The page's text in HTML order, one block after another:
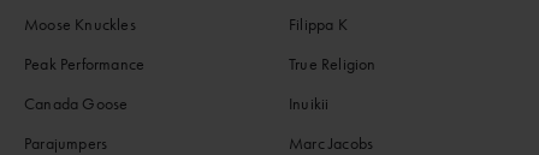
Moose Knuckles
Peak Performance
Canada Goose
Parajumpers
Filippa K
True Religion
Inuikii
Marc Jacobs